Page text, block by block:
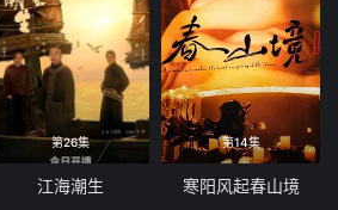
第26集
江海潮生
第14集
寒阳风起春山境